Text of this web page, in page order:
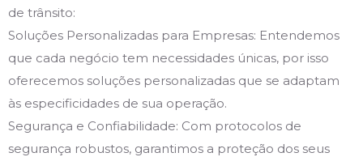
de trânsito:
Soluções Personalizadas para Empresas: Entendemos
que cada negócio tem necessidades únicas, por isso
oferecemos soluções personalizadas que se adaptam
às especificidades de sua operação.
Segurança e Confiabilidade: Com protocolos de
segurança robustos, garantimos a proteção dos seus